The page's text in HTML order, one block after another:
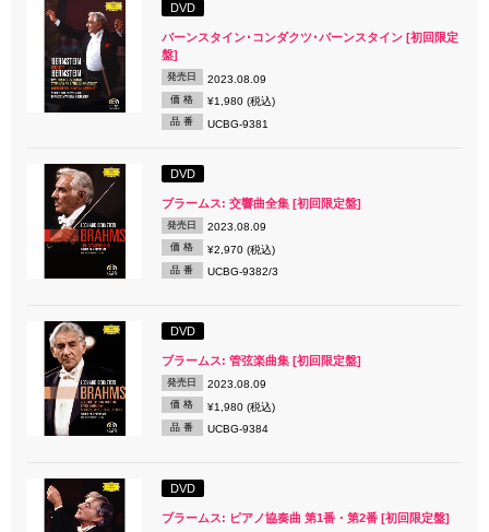
DVD
バーンスタイン･コンダクツ･バーンスタイン [初回限定
盤]
発売日 2023.08.09
価 格 ¥1,980 (税込)
品 番 UCBG-9381
DVD
ブラームス: 交響曲全集 [初回限定盤]
発売日 2023.08.09
価 格 ¥2,970 (税込)
品 番 UCBG-9382/3
DVD
ブラームス: 管弦楽曲集 [初回限定盤]
発売日 2023.08.09
価 格 ¥1,980 (税込)
品 番 UCBG-9384
DVD
ブラームス: ピアノ協奏曲 第1番・第2番 [初回限定盤]